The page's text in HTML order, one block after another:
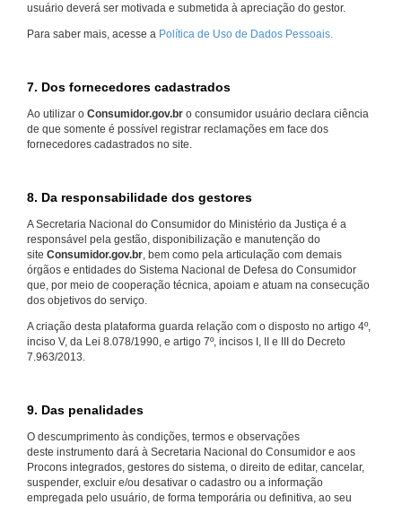
usuário deverá ser motivada e submetida à apreciação do gestor.
Para saber mais, acesse a Política de Uso de Dados Pessoais.
7. Dos fornecedores cadastrados
Ao utilizar o Consumidor.gov.br o consumidor usuário declara ciência
de que somente é possível registrar reclamações em face dos
fornecedores cadastrados no site.
8. Da responsabilidade dos gestores
A Secretaria Nacional do Consumidor do Ministério da Justiça é a
responsável pela gestão, disponibilização e manutenção do
site Consumidor.gov.br, bem como pela articulação com demais
órgãos e entidades do Sistema Nacional de Defesa do Consumidor
que, por meio de cooperação técnica, apoiam e atuam na consecução
dos objetivos do serviço.
A criação desta plataforma guarda relação com o disposto no artigo 4º,
inciso V, da Lei 8.078/1990, e artigo 7º, incisos I, II e III do Decreto
7.963/2013.
9. Das penalidades
O descumprimento às condições, termos e observações
deste instrumento dará à Secretaria Nacional do Consumidor e aos
Procons integrados, gestores do sistema, o direito de editar, cancelar,
suspender, excluir e/ou desativar o cadastro ou a informação
empregada pelo usuário, de forma temporária ou definitiva, ao seu